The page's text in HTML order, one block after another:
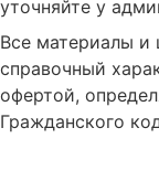
Все материалы и
справочный
офертой,
Гражданского